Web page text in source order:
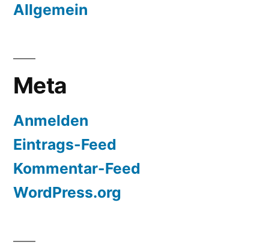
Allgemein
Meta
Anmelden
Eintrags-Feed
Kommentar-Feed
WordPress.org